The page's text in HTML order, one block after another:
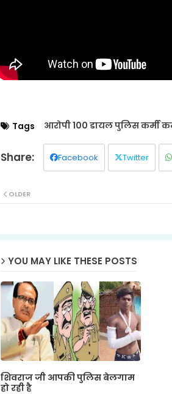
Tags आरोपी 100 डायल पुलिस कर्मी
Facebook Twitter
OLDER
YOU MAY LIKE THESE POSTS
शिवराज जी आपकी पुलिस बेलगाम
हो रही है